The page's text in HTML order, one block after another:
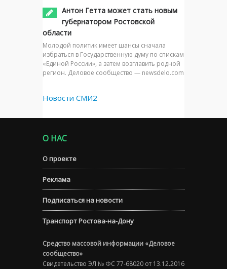
Антон Гетта может стать новым
губернатором Ростовской
области
Молодой политик имеет шансы сначала
избраться в Государственную думу по спискам
«Единой России», а затем возглавить родной
регион. Деловое сообщество — newsdelo.com
Новости СМИ2
О НАС
О проекте
Реклама
Подписаться на новости
Транспорт Ростова-на-Дону
Средство массовой информации «Деловое
сообщество»
Свидетельство ЭЛ № ФС 77-68020 от 13.12.2016